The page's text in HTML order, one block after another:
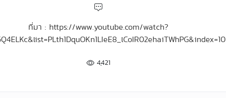
ที่มา : https://www.youtube.com/watch?
4,421